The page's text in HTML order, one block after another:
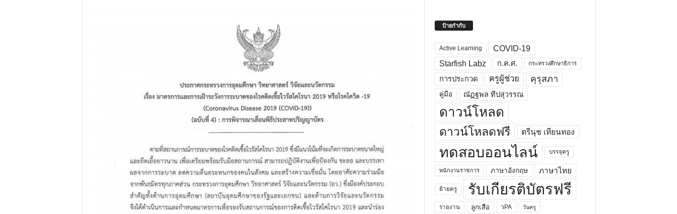
ป้ายกำกับ
Active Learning
COVID-19
Starfish Labz
ก.ค.ศ. กระทรวงศึกษาธิการ
การประกวด ครูผู้ช่วย คุรุสภา
คู่มือ ณัฏฐพล ทีปสุวรรณ
ดาวน์โหลด
ดาวน์โหลดฟรี ตรีนุช เทียนทอง
ทดสอบออนไลน์ บรรจุครู
พนักงานราชการ ภาษาอังกฤษ ภาษาไทย
ย้ายครู รับเกียรติบัตรฟรี
รายงาน ลูกเสือ วPA วันครู